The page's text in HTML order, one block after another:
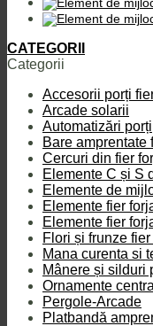
CATEGORII
Categorii
Accesorii porți
Arcade solarii
Automatizări porți
Bare amprentate
Cercuri din fier
Elemente C și S
Elemente de
Elemente fier
Elemente fier
Flori și frunze
Mana curenta si
Mânere și silduri
Ornamente
Pergole-Arcade
Platbandă